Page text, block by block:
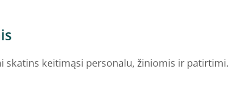
skatins keitimąsi personalu, žiniomis ir patirtimi.